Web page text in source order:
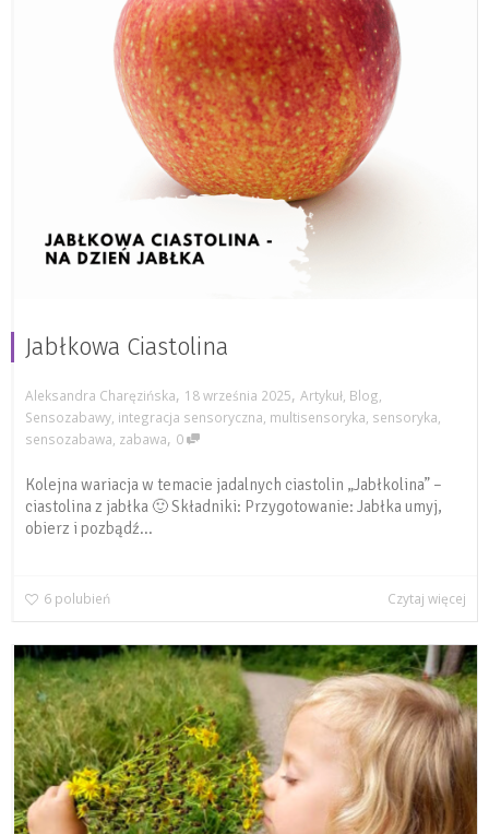
Jabłkowa Ciastolina
Aleksandra Charęzińska, 18 września 2025, Artykuł Blog
Sensozabawy integracja sensoryczna multisensoryka sensoryka
sensozabawa zabawa, 0
Kolejna wariacja w temacie jadalnych ciastolin „Jabłkolina” –
ciastolina z jabłka 🙂 Składniki: Przygotowanie: Jabłka umyj,
obierz i pozbądź...
6 polubień Czytaj więcej